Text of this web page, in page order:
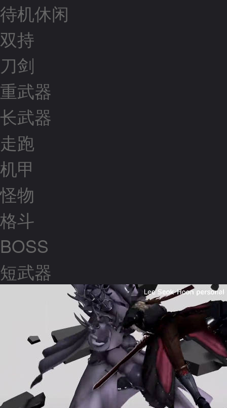
待机休闲
双持
刀剑
重武器
长武器
走跑
机甲
怪物
格斗
BOSS
短武器